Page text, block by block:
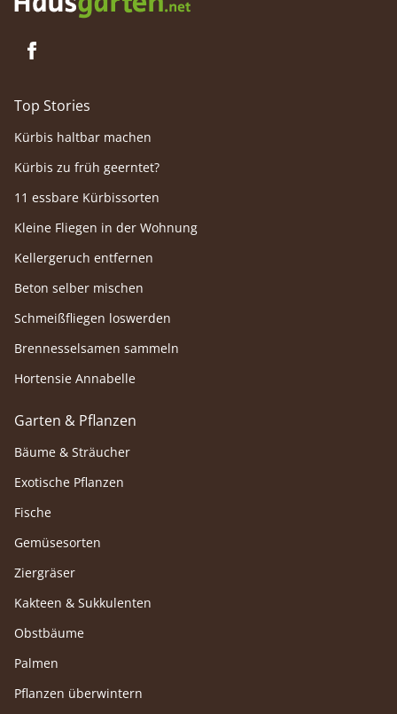
Top Stories
Kürbis haltbar machen
Kürbis zu früh geerntet?
11 essbare Kürbissorten
Kleine Fliegen in der Wohnung
Kellergeruch entfernen
Beton selber mischen
Schmeißfliegen loswerden
Brennesselsamen sammeln
Hortensie Annabelle
Garten & Pflanzen
Bäume & Sträucher
Exotische Pflanzen
Fische
Gemüsesorten
Ziergräser
Kakteen & Sukkulenten
Obstbäume
Palmen
Pflanzen überwintern